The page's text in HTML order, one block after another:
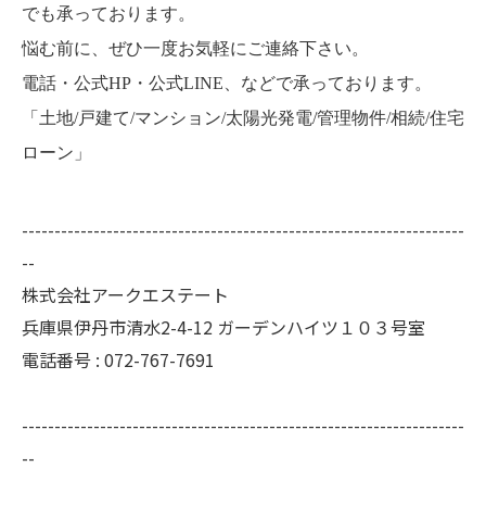
でも承っております。
悩む前に、ぜひ一度お気軽にご連絡下さい。
電話・公式HP・公式LINE、などで承っております。
「土地/戸建て/マンション/太陽光発電/管理物件/相続/住宅
ローン」
--------------------------------------------------------------------
--
株式会社アークエステート
兵庫県伊丹市清水2-4-12 ガーデンハイツ１０３号室
電話番号 : 072-767-7691
--------------------------------------------------------------------
--